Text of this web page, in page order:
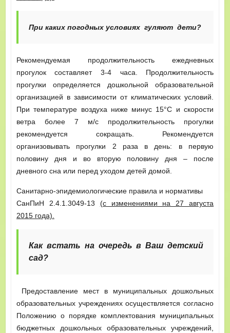
При каких погодных условиях гуляют дети?
Рекомендуемая продолжительность ежедневных
прогулок составляет 3-4 часа. Продолжительность
прогулки определяется дошкольной образовательной
организацией в зависимости от климатических условий.
При температуре воздуха ниже минус 15°С и скорости
ветра более 7 м/с продолжительность прогулки
рекомендуется сокращать. Рекомендуется
организовывать прогулки 2 раза в день: в первую
половину дня и во вторую половину дня – после
дневного сна или перед уходом детей домой.
Санитарно-эпидемиологические правила и нормативы
СанПиН 2.4.1.3049-13 (с изменениями на 27 августа
2015 года).
Как встать на очередь в Ваш детский
сад?
Предоставление мест в муниципальных дошкольных
образовательных учреждениях осуществляется согласно
Положению о порядке комплектования муниципальных
бюджетных дошкольных образовательных учреждений,